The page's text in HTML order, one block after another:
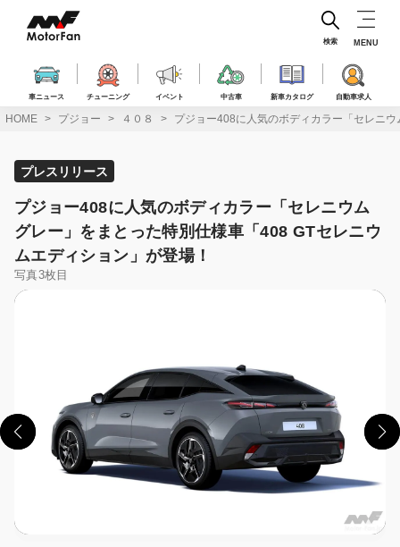
ス
車ニュース チューニング イベント 中古車 新車カタログ 自動車求人
検索 MENU
HOME プジョー ４０８ プジョー408に人気のボディカラー「セレニ
プレスリリース
プジョー408に人気のボディカラー「セレニウム
グレー」をまとった特別仕様車「408 GTセレニウ
ムエディション」が登場！
写真3枚目